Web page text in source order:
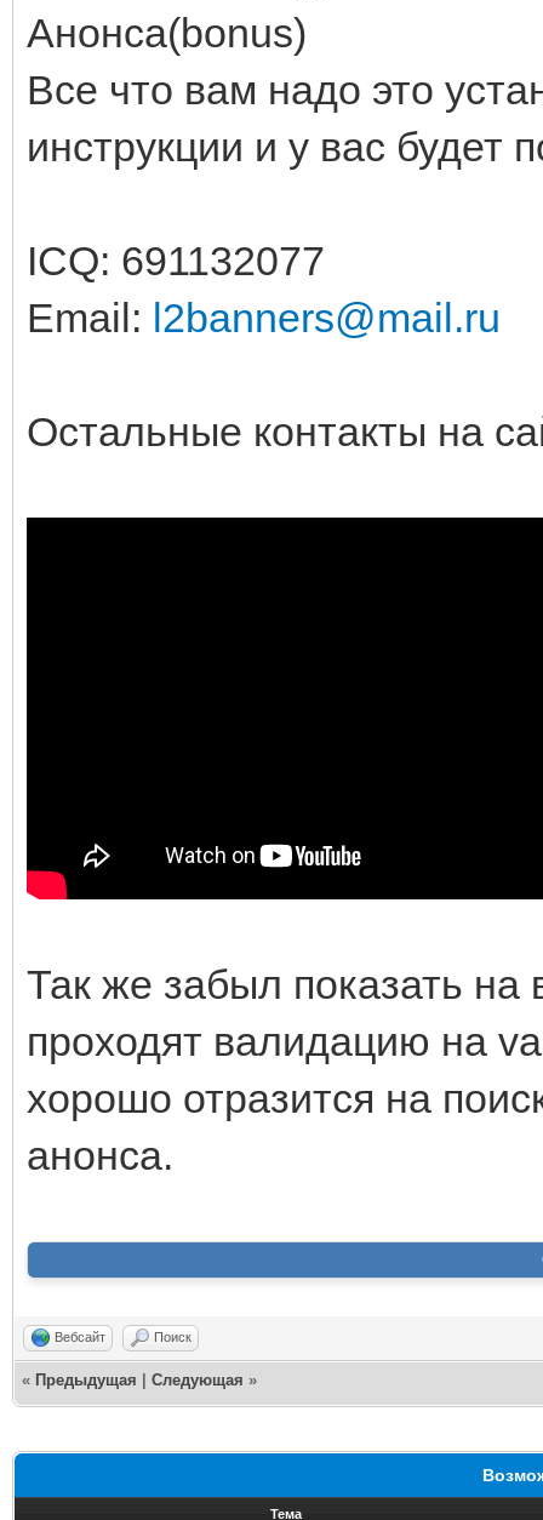
Анонса(bonus)
Все что вам надо это
инструкции и у вас будет
ICQ: 691132077
Email: l2banners@mail.ru
Остальные контакты на
Так же забыл показать
проходят валидацию на
хорошо отразится на
анонса.
Вебсайт Поиск
« Предыдущая Следующая »
Тема